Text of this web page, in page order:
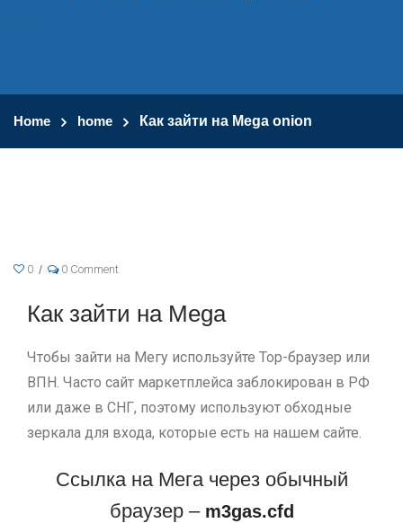
Home home Как зайти на Mega onion
0 0 Comment
Как зайти на Mega
Чтобы зайти на Мегу используйте Тор-браузер или
ВПН. Часто сайт маркетплейса заблокирован в РФ
или даже в СНГ, поэтому используют обходные
зеркала для входа, которые есть на нашем сайте.
Ссылка на Мега через обычный
браузер – m3gas.cfd